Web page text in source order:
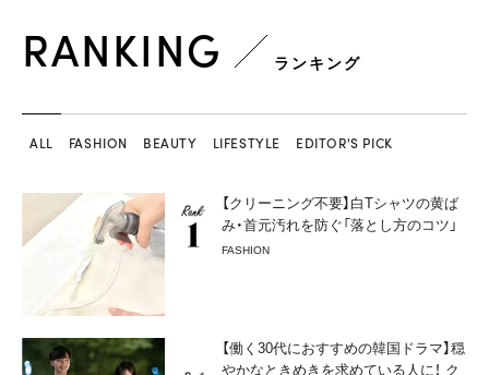
RANKING ランキング
ALL FASHION BEAUTY LIFESTYLE EDITOR'S PICK
【クリーニング不要】白Tシャツの黄ば
み・首元汚れを防ぐ「落とし方のコツ」
FASHION
【働く30代におすすめの韓国ドラマ】穏
やかなときめきを求めている人に！ ク